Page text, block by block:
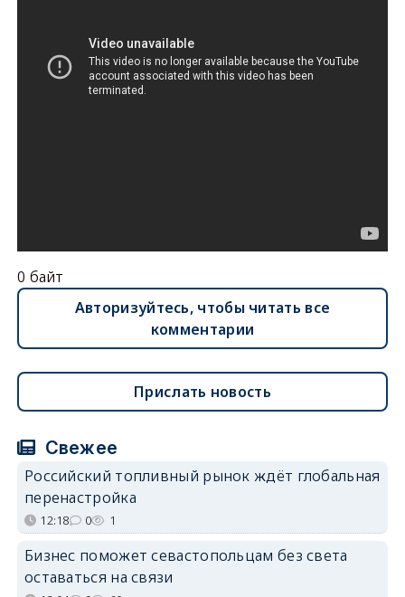
0 байт
Авторизуйтесь, чтобы читать все
комментарии
Прислать новость
Свежее
Российский топливный рынок ждёт глобальная
перенастройка
12:18 0 1
Бизнес поможет севастопольцам без света
оставаться на связи